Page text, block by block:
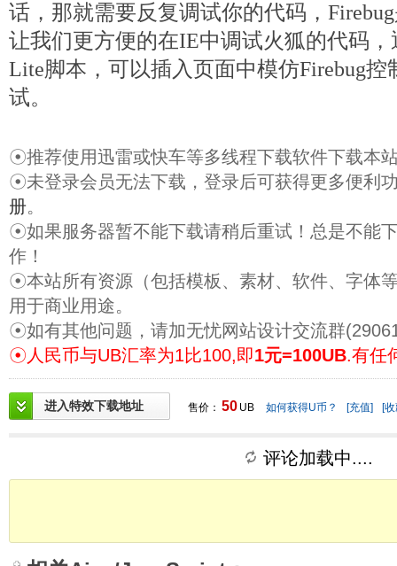
话，那就需要反复调试你的代码，
让我们更方便的在IE中调试火狐的代码，
Lite脚本，可以插入页面中模仿Firebug
试。
☉推荐使用迅雷或快车等多线程下载软件下载本
☉未登录会员无法下载，登录后可获得更多便利
册。
☉如果服务器暂不能下载请稍后重试！总是不能
作！
☉本站所有资源（包括模板、素材、软件、字体
用于商业用途。
☉如有其他问题，请加无忧网站设计交流群
☉人民币与UB汇率为1比100,即1元=100UB.有任
进入特效下载地址 售价： 50 UB 如何获得U币？ [充值] [
评论加载中....